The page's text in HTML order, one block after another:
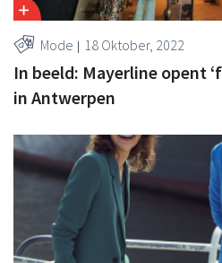
Mode 18 Oktober, 2022
In beeld: Mayerline opent
in Antwerpen